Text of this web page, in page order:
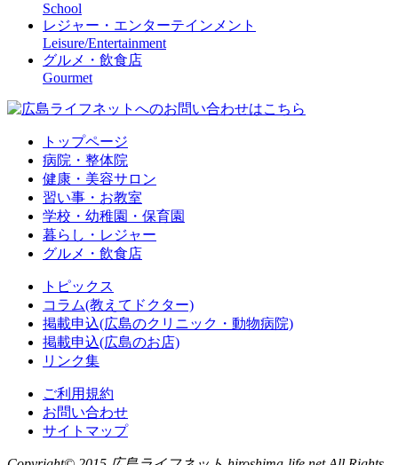
School
レジャー・エンターテインメント
Leisure/Entertainment
グルメ・飲食店
Gourmet
トップページ
病院・整体院
健康・美容サロン
習い事・お教室
学校・幼稚園・保育園
暮らし・レジャー
グルメ・飲食店
トピックス
コラム(教えてドクター)
掲載申込(広島のクリニック・動物病院)
掲載申込(広島のお店)
リンク集
ご利用規約
お問い合わせ
サイトマップ